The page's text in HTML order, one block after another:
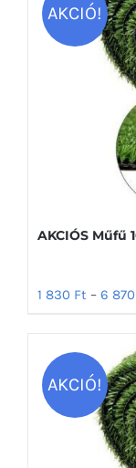
AKCIÓ!
AKCIÓS Műfű
1 830 Ft– 6 870
AKCIÓ!